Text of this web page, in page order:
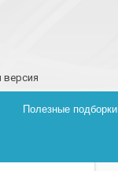
версия
Полезные подборки